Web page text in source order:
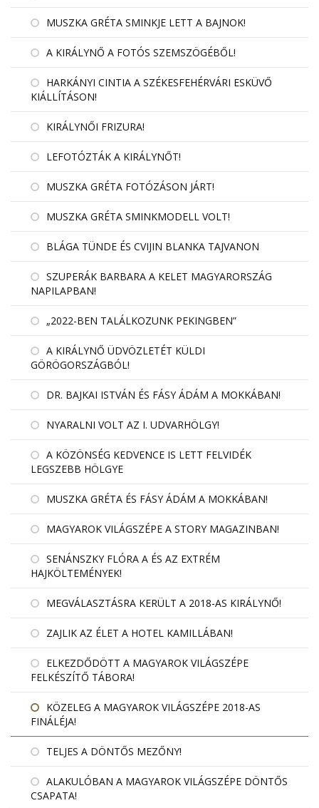
MUSZKA GRÉTA SMINKJE LETT A BAJNOK!
A KIRÁLYNŐ A FOTÓS SZEMSZÖGÉBŐL!
HARKÁNYI CINTIA A SZÉKESFEHÉRVÁRI ESKÜVŐ
KIÁLLÍTÁSON!
KIRÁLYNŐI FRIZURA!
LEFOTÓZTÁK A KIRÁLYNŐT!
MUSZKA GRÉTA FOTÓZÁSON JÁRT!
MUSZKA GRÉTA SMINKMODELL VOLT!
BLÁGA TÜNDE ÉS CVIJIN BLANKA TAJVANON
SZUPERÁK BARBARA A KELET MAGYARORSZÁG
NAPILAPBAN!
„2022-BEN TALÁLKOZUNK PEKINGBEN”
A KIRÁLYNŐ ÜDVÖZLETÉT KÜLDI
GÖRÖGORSZÁGBÓL!
DR. BAJKAI ISTVÁN ÉS FÁSY ÁDÁM A MOKKÁBAN!
NYARALNI VOLT AZ I. UDVARHÖLGY!
A KÖZÖNSÉG KEDVENCE IS LETT FELVIDÉK
LEGSZEBB HÖLGYE
MUSZKA GRÉTA ÉS FÁSY ÁDÁM A MOKKÁBAN!
MAGYAROK VILÁGSZÉPE A STORY MAGAZINBAN!
SENÁNSZKY FLÓRA A ÉS AZ EXTRÉM
HAJKÖLTEMÉNYEK!
MEGVÁLASZTÁSRA KERÜLT A 2018-AS KIRÁLYNŐ!
ZAJLIK AZ ÉLET A HOTEL KAMILLÁBAN!
ELKEZDŐDÖTT A MAGYAROK VILÁGSZÉPE
FELKÉSZÍTŐ TÁBORA!
KÖZELEG A MAGYAROK VILÁGSZÉPE 2018-AS
FINÁLÉJA!
TELJES A DÖNTŐS MEZŐNY!
ALAKULÓBAN A MAGYAROK VILÁGSZÉPE DÖNTŐS
CSAPATA!